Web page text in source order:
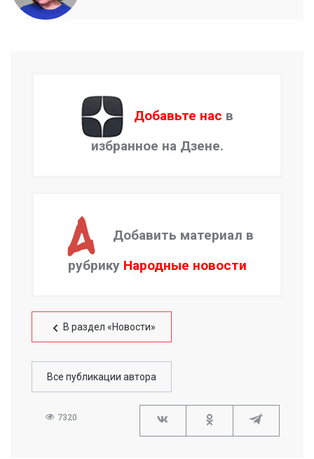
Добавьте нас в
избранное на Дзене.
Добавить материал в
рубрику Народные новости
В раздел «Новости»
Все публикации автора
7320